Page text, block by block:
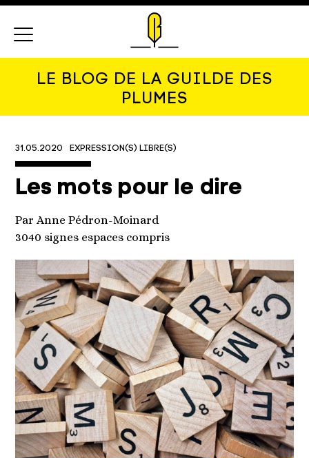
LE BLOG DE LA GUILDE DES
PLUMES
31.05.2020 EXPRESSION(S) LIBRE(S)
Les mots pour le dire
Par Anne Pédron-Moinard
3040 signes espaces compris